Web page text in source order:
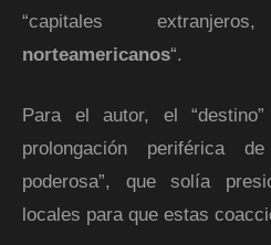
“capitales
norteamericanos“.
Para el autor, el
prolongación periférica
poderosa”, que solía
locales para que estas